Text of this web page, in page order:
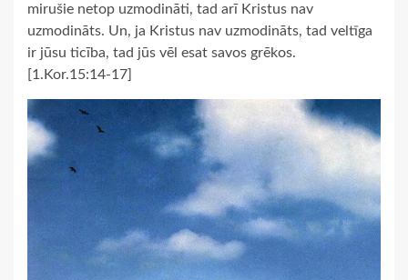
mirušie netop uzmodināti, tad arī Kristus nav
uzmodināts. Un, ja Kristus nav uzmodināts, tad veltīga
ir jūsu ticība, tad jūs vēl esat savos grēkos.
[1.Kor.15:14-17]